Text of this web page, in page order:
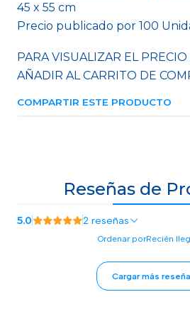
45 x 55 cm
Precio publicado por 100
PARA VISUALIZAR EL
AÑADIR AL CARRITO DE
COMPARTIR ESTE PRODUCTO
Reseñas de
5.0 2 reseñas
Ordenar porRecién
Cargar más